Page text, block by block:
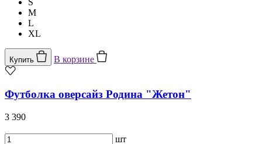
M
L
XL
Купить В корзине
Футболка оверсайз Родина "Жетон"
3 390
шт